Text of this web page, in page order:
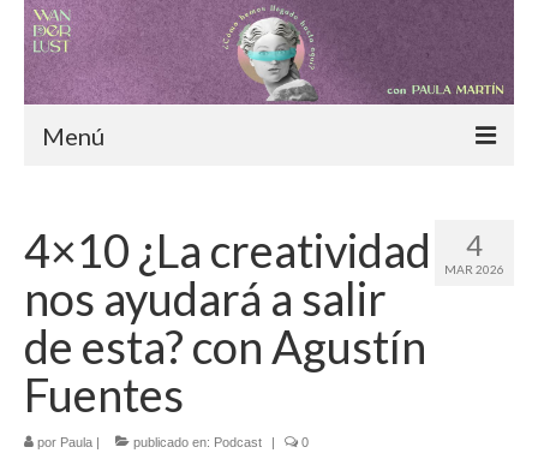
Menú
Blog
¿Cómo hemos llegado hasta aquí?
Moda consciente
Alimentación sostenible
Nómadas digitales
4
MAR 2026
4×10 ¿La creatividad
nos ayudará a salir
de esta? con Agustín
Fuentes
por Paula publicado en: Podcast 0